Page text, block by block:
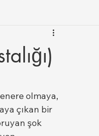
olmaya,
çıkan bir
şok